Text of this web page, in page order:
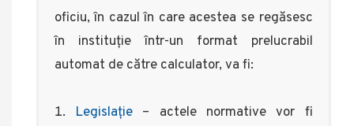
oficiu, în cazul în care acestea se regăsesc
în instituţie într-un format prelucrabil
automat de către calculator, va fi:
Legislaţie– actele normative vor fi